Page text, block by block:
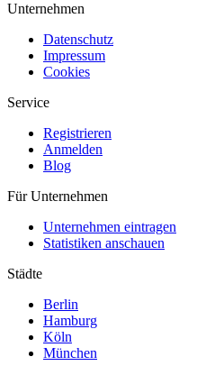
Unternehmen
Datenschutz
Impressum
Cookies
Service
Registrieren
Anmelden
Blog
Für Unternehmen
Unternehmen eintragen
Statistiken anschauen
Städte
Berlin
Hamburg
Köln
München